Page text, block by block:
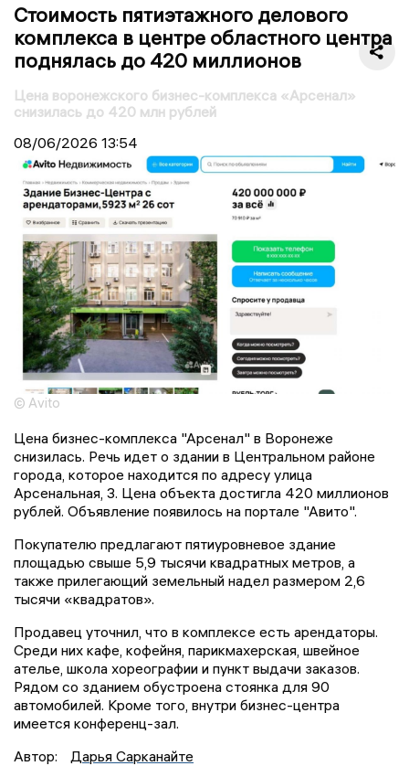
Стоимость пятиэтажного делового
комплекса в центре областного центра
поднялась до 420 миллионов
Цена воронежского бизнес-комплекса «Арсенал»
снизилась до 420 млн рублей
08/06/2026 13:54
© Avito
Цена бизнес-комплекса "Арсенал" в Воронеже
снизилась. Речь идет о здании в Центральном районе
города, которое находится по адресу улица
Арсенальная, 3. Цена объекта достигла 420 миллионов
рублей. Объявление появилось на портале "Авито".
Покупателю предлагают пятиуровневое здание
площадью свыше 5,9 тысячи квадратных метров, а
также прилегающий земельный надел размером 2,6
тысячи «квадратов».
Продавец уточнил, что в комплексе есть арендаторы.
Среди них кафе, кофейня, парикмахерская, швейное
ателье, школа хореографии и пункт выдачи заказов.
Рядом со зданием обустроена стоянка для 90
автомобилей. Кроме того, внутри бизнес-центра
имеется конференц-зал.
Автор:
Дарья Сарканайте